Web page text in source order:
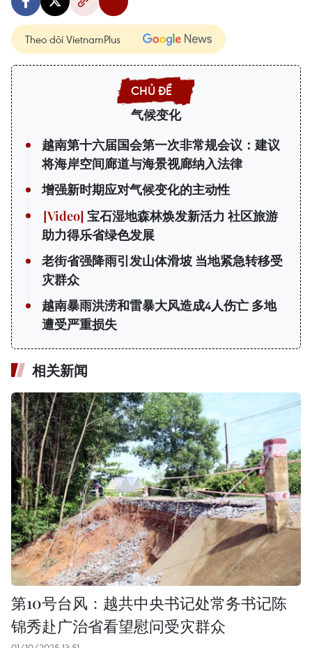
Theo dõi VietnamPlus
气候变化
越南第十六届国会第一次非常规会议：建议
将海岸空间廊道与海景视廊纳入法律
增强新时期应对气候变化的主动性
宝石湿地森林焕发新活力 社区旅游
助力得乐省绿色发展
老街省强降雨引发山体滑坡 当地紧急转移受
灾群众
越南暴雨洪涝和雷暴大风造成4人伤亡 多地
遭受严重损失
相关新闻
第10号台风：越共中央书记处常务书记陈
锦秀赴广治省看望慰问受灾群众